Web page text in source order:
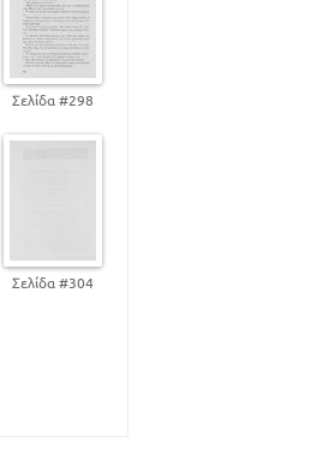
Σελίδα #298
Σελίδα #304